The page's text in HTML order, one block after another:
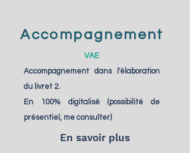
Accompagnement
VAE
Accompagnement dans l'élaboration
du livret 2.
En 100% digitalisé (possibilité de
présentiel, me consulter)
En savoir plus